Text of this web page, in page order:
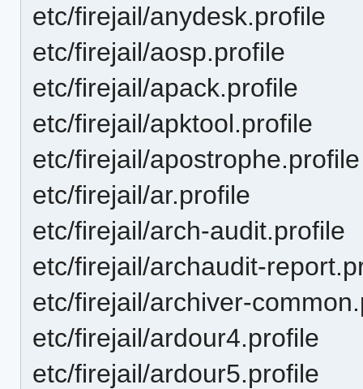
etc/firejail/anydesk.profile
etc/firejail/aosp.profile
etc/firejail/apack.profile
etc/firejail/apktool.profile
etc/firejail/apostrophe.profile
etc/firejail/ar.profile
etc/firejail/arch-audit.profile
etc/firejail/archaudit-
etc/firejail/archiver-
etc/firejail/ardour4.profile
etc/firejail/ardour5.profile